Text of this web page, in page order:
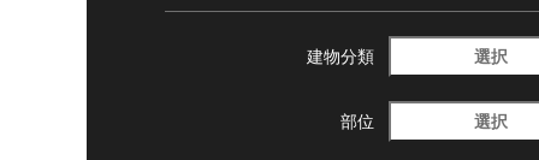
建物分類 選択
部位 選択